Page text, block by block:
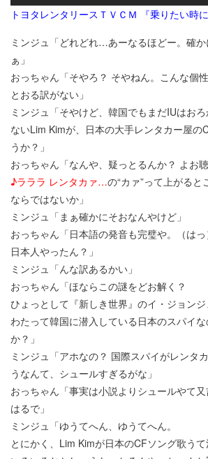
トヨタレンタリースＴＶＣＭ 『乗りたい時
ミンジュ「どれどれ…あーなるほどー。確
ぁ」
おっちゃん「そやろ？ そやねん。こんな個
とおる訳がない」
ミンジュ「そやけど、韓国でもまだIUはお
ないLim Kimが、日本の大手レンタカー屋の
うか？」
おっちゃん「なんや、疑っとるんか？ よお聴
♪ラララ レンタカァ…の“カァ”って上がる
ならではないか」
ミンジュ「まぁ確かにそおなんやけど」
おっちゃん「日本語の発音も完璧や。（はっ
日本人やったん？」
ミンジュ「んな訳あるかい」
おっちゃん「ほならこの謎をどお解く？
ひょっとして『新しき世界』のイ・ジョン
わたって韓国に潜入している日本のスパイ
か？」
ミンジュ「アホなの？ 国際スパイがレンタ
うなんて、シュールすぎるがな」
おっちゃん「事実は小説よりシュールやて
はるで」
ミンジュ「ゆうてへん、ゆうてへん。
とにかく、Lim Kimが日本のCFソング歌う